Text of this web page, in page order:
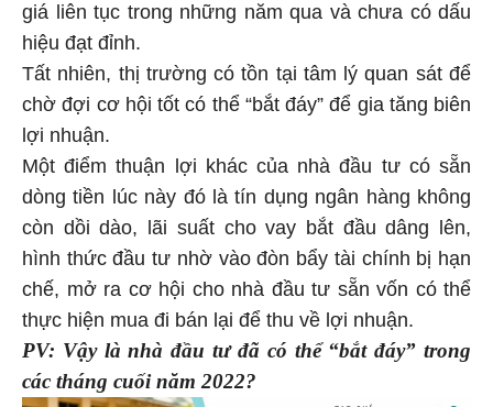
giá liên tục trong những năm qua và chưa có dấu
hiệu đạt đỉnh.
Tất nhiên, thị trường có tồn tại tâm lý quan sát để
chờ đợi cơ hội tốt có thể “bắt đáy” để gia tăng biên
lợi nhuận.
Một điểm thuận lợi khác của nhà đầu tư có sẵn
dòng tiền lúc này đó là tín dụng ngân hàng không
còn dồi dào, lãi suất cho vay bắt đầu dâng lên,
hình thức đầu tư nhờ vào đòn bẩy tài chính bị hạn
chế, mở ra cơ hội cho nhà đầu tư sẵn vốn có thể
thực hiện mua đi bán lại để thu về lợi nhuận.
PV: Vậy là nhà đầu tư đã có thể “bắt đáy” trong
các tháng cuối năm 2022?